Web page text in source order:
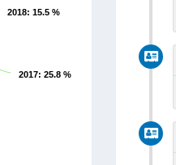
2018: 15.5 %
2017: 25.8 %